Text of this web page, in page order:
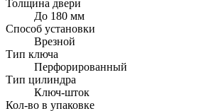
Толщина двери
До 180 мм
Способ установки
Врезной
Тип ключа
Перфорированный
Тип цилиндра
Ключ-шток
Кол-во в упаковке